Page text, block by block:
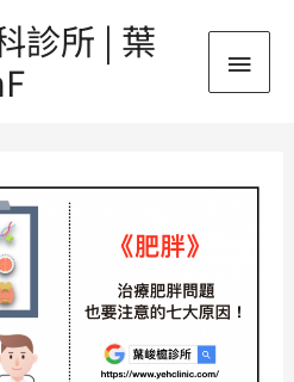
診所 | 葉
主
要